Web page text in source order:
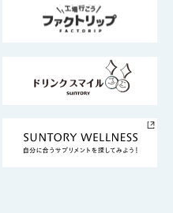
ナビリティ経営